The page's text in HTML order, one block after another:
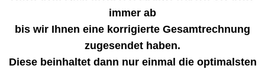
immer ab
bis wir Ihnen eine korrigierte Gesamtrechnung
zugesendet haben.
Diese beinhaltet dann nur einmal die optimalsten